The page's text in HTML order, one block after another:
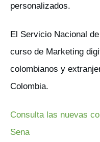
personalizados.
El Servicio Nacional
curso de Marketing
colombianos y
Colombia.
Consulta las nuevas
Sena